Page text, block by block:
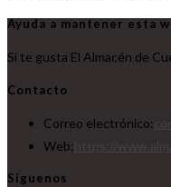
Ayuda a mantener esta
Si te gusta El Almacén de
Contacto
Correo electrónico:
Web:
Síguenos